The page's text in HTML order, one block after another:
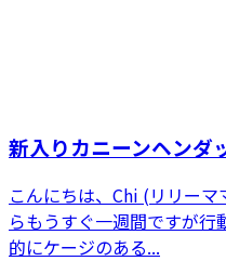
新入りカニーンヘンダ
こんにちは、Chi (リリー
らもうすぐ一週間ですが行
的にケージのある...